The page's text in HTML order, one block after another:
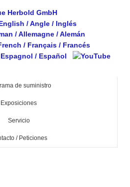
de suministro
Exposiciones
Servicio
/ Peticiones